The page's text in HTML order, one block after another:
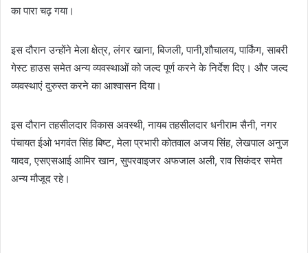
का पारा चढ़ गया।
इस दौरान उन्होंने मेला क्षेत्र, लंगर खाना, बिजली, पानी,शौचालय, पार्किंग, साबरी
गेस्ट हाउस समेत अन्य व्यवस्थाओं को जल्द पूर्ण करने के निर्देश दिए। और जल्द
व्यवस्थाएं दुरुस्त करने का आश्वासन दिया।
इस दौरान तहसीलदार विकास अवस्थी, नायब तहसीलदार धनीराम सैनी, नगर
पंचायत ईओ भगवंत सिंह बिष्ट, मेला प्रभारी कोतवाल अजय सिंह, लेखपाल अनुज
यादव, एसएसआई आमिर खान, सुपरवाइजर अफजाल अली, राव सिकंदर समेत
अन्य मौजूद रहे।